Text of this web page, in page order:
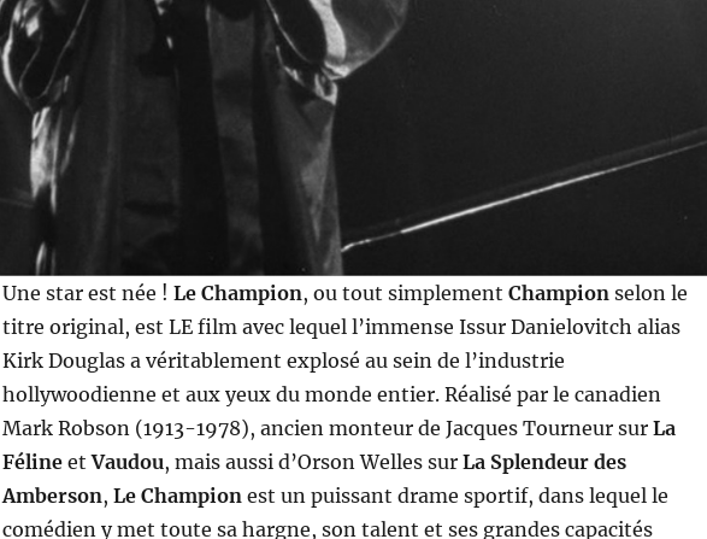
Une star est née ! Le Champion, ou tout simplement Champion selon le
titre original, est LE film avec lequel l’immense Issur Danielovitch alias
Kirk Douglas a véritablement explosé au sein de l’industrie
hollywoodienne et aux yeux du monde entier. Réalisé par le canadien
Mark Robson (1913-1978), ancien monteur de Jacques Tourneur sur La
FélineetVaudou, mais aussi d’Orson Welles sur La Splendeur des
Amberson, Le Champion est un puissant drame sportif, dans lequel le
comédien y met toute sa hargne, son talent et ses grandes capacités